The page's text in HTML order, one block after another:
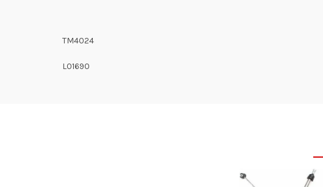
TM4024
L01690